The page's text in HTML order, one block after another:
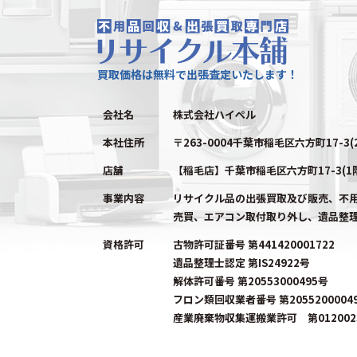
買取価格は無料で出張査定いたします！
会社名
株式会社ハイペル
本社住所
〒263-0004千葉市稲毛区六方町17-
店舗
【稲毛店】千葉市稲毛区六方町17-3(1
事業内容
リサイクル品の出張買取及び販売、不
売買、エアコン取付取り外し、遺品整
資格許可
古物許可証番号 第441420001722
遺品整理士認定 第IS24922号
解体許可番号 第20553000495号
フロン類回収業者番号 第
産業廃棄物収集運搬業許可 第